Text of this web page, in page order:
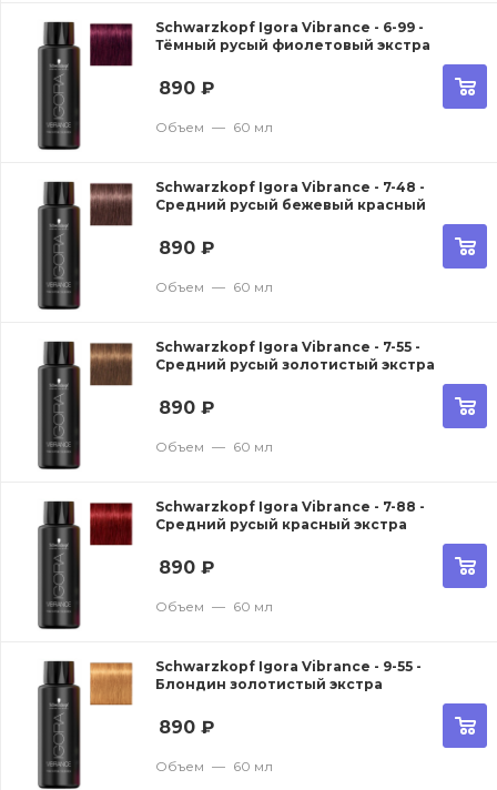
Schwarzkopf Igora Vibrance - 6-99 -
Тёмный русый фиолетовый экстра
890 ₽
Объем — 60 мл
Schwarzkopf Igora Vibrance - 7-48 -
Средний русый бежевый красный
890 ₽
Объем — 60 мл
Schwarzkopf Igora Vibrance - 7-55 -
Средний русый золотистый экстра
890 ₽
Объем — 60 мл
Schwarzkopf Igora Vibrance - 7-88 -
Средний русый красный экстра
890 ₽
Объем — 60 мл
Schwarzkopf Igora Vibrance - 9-55 -
Блондин золотистый экстра
890 ₽
Объем — 60 мл